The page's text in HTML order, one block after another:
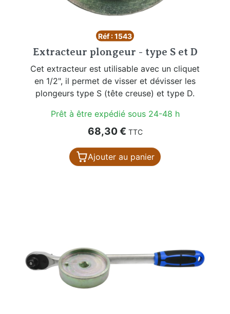
Réf : 1543
Extracteur plongeur - type S et D
Cet extracteur est utilisable avec un cliquet
en 1/2", il permet de visser et dévisser les
plongeurs type S (tête creuse) et type D.
Prêt à être expédié sous 24-48 h
Prix
68,30 € TTC
Ajouter au panier